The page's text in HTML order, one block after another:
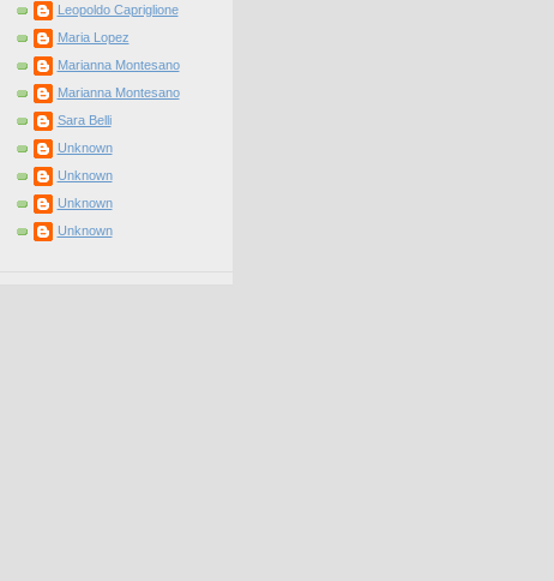
Leopoldo Capriglione
Maria Lopez
Marianna Montesano
Marianna Montesano
Sara Belli
Unknown
Unknown
Unknown
Unknown